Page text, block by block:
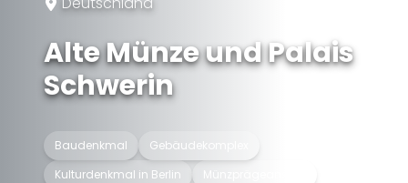
Alte Münze und Palais
Schwerin
Baudenkmal
Gebäudekomplex
Kulturdenkmal in Berlin